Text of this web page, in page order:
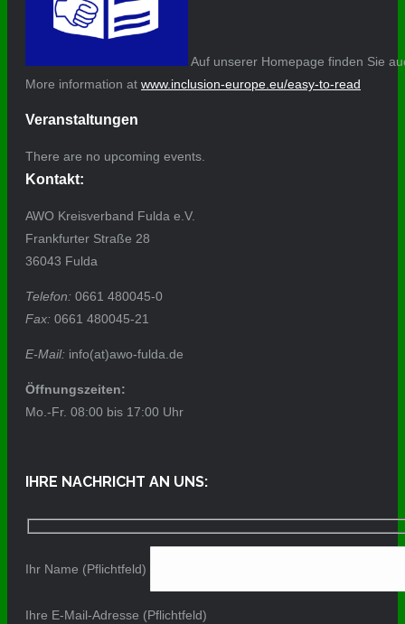
Auf unserer Homepage finden Sie
More information at www.inclusion-europe.eu/easy-to-read
Veranstaltungen
There are no upcoming events.
Kontakt:
AWO Kreisverband Fulda e.V.
Frankfurter Straße 28
36043 Fulda
Telefon: 0661 480045-0
Fax: 0661 480045-21
E-Mail: info(at)awo-fulda.de
Öffnungszeiten:
Mo.-Fr. 08:00 bis 17:00 Uhr
IHRE NACHRICHT AN UNS:
Ihr Name (Pflichtfeld)
Ihre E-Mail-Adresse (Pflichtfeld)